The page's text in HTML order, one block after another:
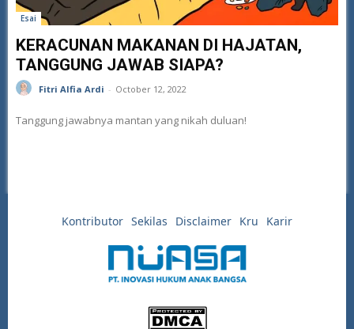
Esai
KERACUNAN MAKANAN DI HAJATAN,
TANGGUNG JAWAB SIAPA?
Fitri Alfia Ardi - October 12, 2022
Tanggung jawabnya mantan yang nikah duluan!
Kontributor Sekilas Disclaimer Kru Karir